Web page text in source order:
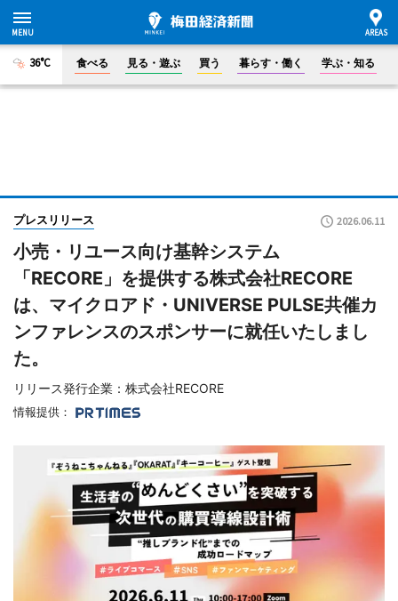
36°C 食べる 見る・遊ぶ 買う 暮らす・働く 学ぶ・知る
プレスリリース 2026.06.11
小売・リユース向け基幹システム
「RECORE」を提供する株式会社RECORE
は、マイクロアド・UNIVERSE PULSE共催カ
ンファレンスのスポンサーに就任いたしまし
た。
リリース発行企業：株式会社RECORE
情報提供：